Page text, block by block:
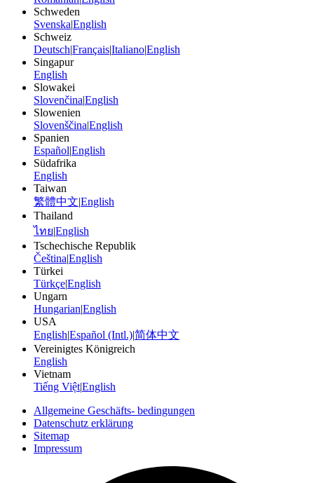
Schweden
Svenska|English
Schweiz
Deutsch|Français|Italiano|English
Singapur
English
Slowakei
Slovenčina|English
Slowenien
Slovenščina|English
Spanien
Español|English
Südafrika
English
Taiwan
繁體中文|English
Thailand
ไทย|English
Tschechische Republik
Čeština|English
Türkei
Türkçe|English
Ungarn
Hungarian|English
USA
English|Español (Intl.)|简体中文
Vereinigtes Königreich
English
Vietnam
Tiếng Việt|English
Allgemeine Geschäfts- bedingungen
Datenschutz erklärung
Sitemap
Impressum